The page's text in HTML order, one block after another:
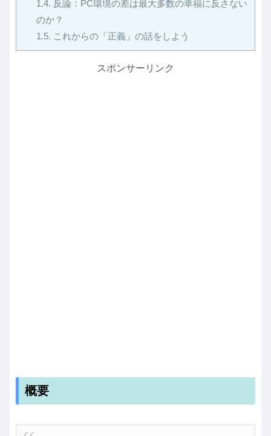
1.4. 反論：PC環境の差は最大多数の幸福に反さない
のか？
1.5. これからの「正義」の話をしよう
スポンサーリンク
概要